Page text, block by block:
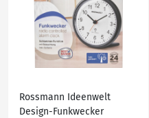
Rossmann Ideenwelt
Design-Funkwecker